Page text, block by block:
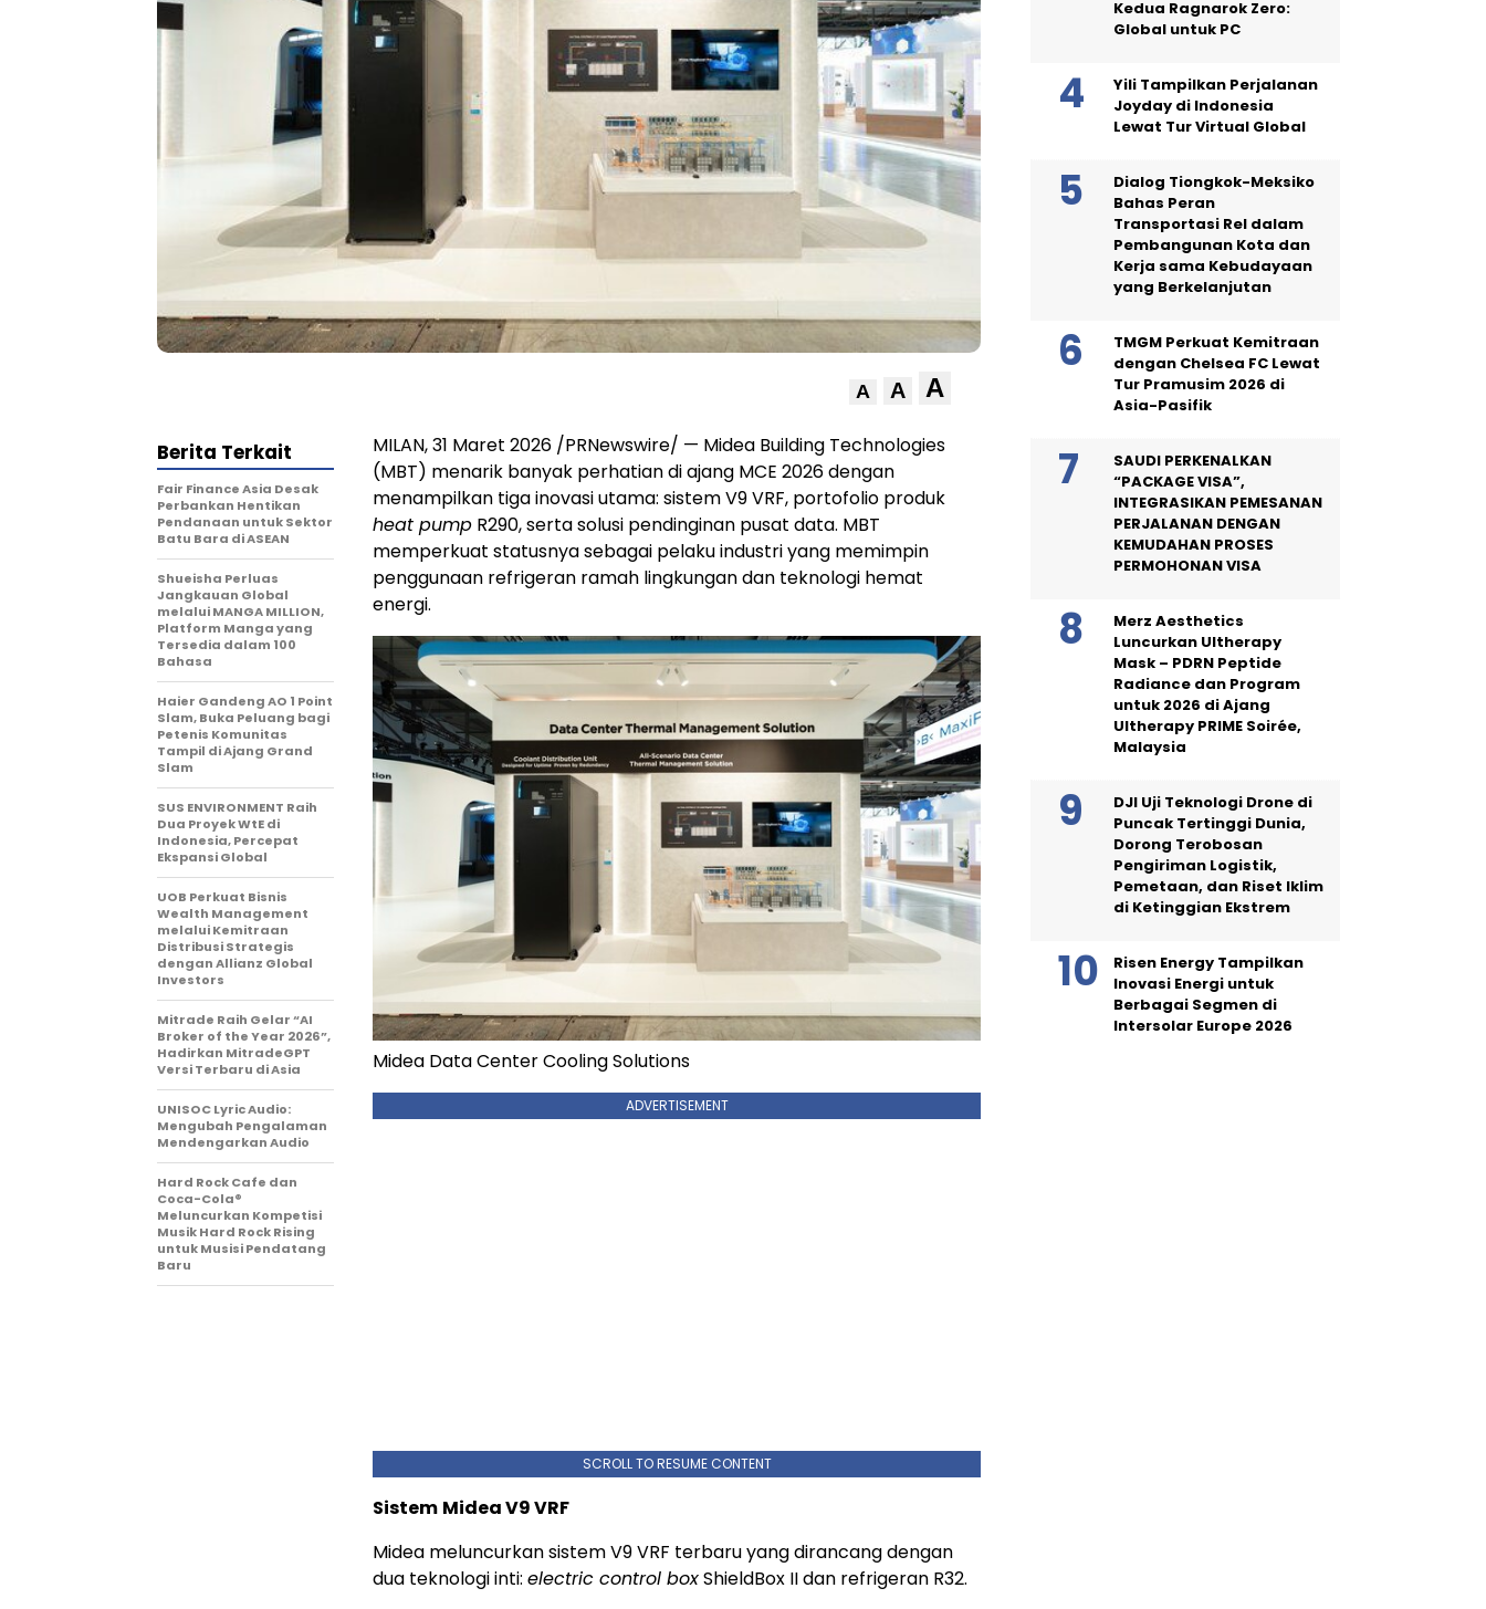
A A A
MILAN,31 Maret 2026 /PRNewswire/ — Midea Building Technologies
(MBT) menarik banyak perhatian di ajang MCE 2026 dengan
menampilkan tiga inovasi utama: sistem V9 VRF, portofolio produk
heat pump R290, serta solusi pendinginan pusat data. MBT
memperkuat statusnya sebagai pelaku industri yang memimpin
penggunaan refrigeran ramah lingkungan dan teknologi hemat
energi.
Midea Data Center Cooling Solutions
ADVERTISEMENT
SCROLL TO RESUME CONTENT
Sistem Midea V9 VRF
Midea meluncurkan sistem V9 VRF terbaru yang dirancang dengan
dua teknologi inti: electric control boxShieldBox II dan refrigeran R32.
Berita Terkait
Fair Finance Asia Desak
Perbankan Hentikan
Pendanaan untuk Sektor
Batu Bara di ASEAN
Shueisha Perluas
Jangkauan Global
melalui MANGA MILLION,
Platform Manga yang
Tersedia dalam 100
Bahasa
Haier Gandeng AO 1 Point
Slam, Buka Peluang bagi
Petenis Komunitas
Tampil di Ajang Grand
Slam
SUS ENVIRONMENT Raih
Dua Proyek WtE di
Indonesia, Percepat
Ekspansi Global
UOB Perkuat Bisnis
Wealth Management
melalui Kemitraan
Distribusi Strategis
dengan Allianz Global
Investors
Mitrade Raih Gelar “AI
Broker of the Year 2026”,
Hadirkan MitradeGPT
Versi Terbaru di Asia
UNISOC Lyric Audio:
Mengubah Pengalaman
Mendengarkan Audio
Hard Rock Cafe dan
Coca-Cola®
Meluncurkan Kompetisi
Musik Hard Rock Rising
untuk Musisi Pendatang
Baru
Kedua Ragnarok Zero:
Global untuk PC
Yili Tampilkan Perjalanan
Joyday di Indonesia
Lewat Tur Virtual Global
Dialog Tiongkok-Meksiko
Bahas Peran
Transportasi Rel dalam
Pembangunan Kota dan
Kerja sama Kebudayaan
yang Berkelanjutan
TMGM Perkuat Kemitraan
dengan Chelsea FC Lewat
Tur Pramusim 2026 di
Asia-Pasifik
SAUDI PERKENALKAN
“PACKAGE VISA”,
INTEGRASIKAN PEMESANAN
PERJALANAN DENGAN
KEMUDAHAN PROSES
PERMOHONAN VISA
Merz Aesthetics
Luncurkan Ultherapy
Mask – PDRN Peptide
Radiance dan Program
untuk 2026 di Ajang
Ultherapy PRIME Soirée,
Malaysia
DJI Uji Teknologi Drone di
Puncak Tertinggi Dunia,
Dorong Terobosan
Pengiriman Logistik,
Pemetaan, dan Riset Iklim
di Ketinggian Ekstrem
Risen Energy Tampilkan
Inovasi Energi untuk
Berbagai Segmen di
Intersolar Europe 2026